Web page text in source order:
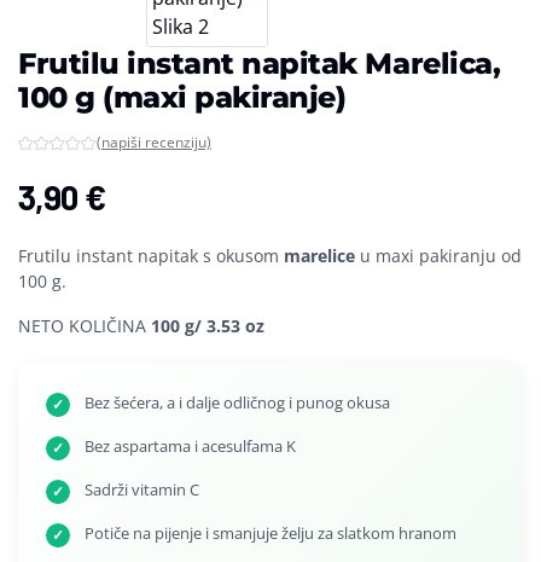
Frutilu instant napitak Marelica,
100 g (maxi pakiranje)
(napiši recenziju)
3,90 €
Frutilu instant napitak s okusom marelice u maxi pakiranju od
100 g.
NETO KOLIČINA 100 g/ 3.53 oz
✓ Bez šećera, a i dalje odličnog i punog okusa
✓ Bez aspartama i acesulfama K
✓ Sadrži vitamin C
✓ Potiče na pijenje i smanjuje želju za slatkom hranom